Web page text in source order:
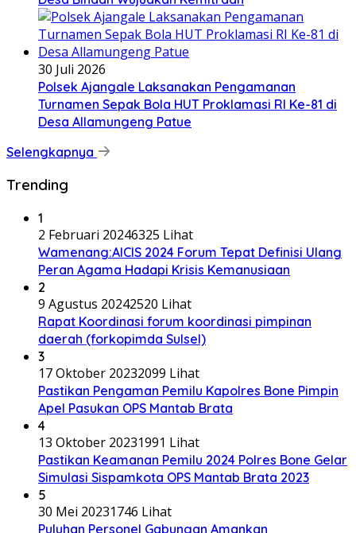
30 Juli 2026
Polsek Ajangale Laksanakan Pengamanan
Turnamen Sepak Bola HUT Proklamasi RI Ke-81 di
Desa Allamungeng Patue
Selengkapnya
Trending
1
2 Februari 20246325 Lihat
Wamenang:AICIS 2024 Forum Tepat Definisi Ulang
Peran Agama Hadapi Krisis Kemanusiaan
2
9 Agustus 20242520 Lihat
Rapat Koordinasi forum koordinasi pimpinan
daerah (forkopimda Sulsel)
3
17 Oktober 20232099 Lihat
Pastikan Pengaman Pemilu Kapolres Bone Pimpin
Apel Pasukan OPS Mantab Brata
4
13 Oktober 20231991 Lihat
Pastikan Keamanan Pemilu 2024 Polres Bone Gelar
Simulasi Sispamkota OPS Mantab Brata 2023
5
30 Mei 20231746 Lihat
Puluhan Personel Gabungan Amankan